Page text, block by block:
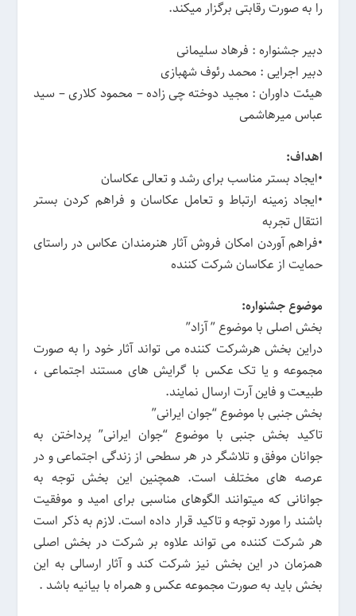
را به صورت رقابتی برگزار میکند.
دبیر جشنواره : فرهاد سلیمانی
دبیر اجرایی : محمد رئوف شهبازی
هیئت داوران : مجید دوخته چی زاده – محمود کلاری – سید
عباس میرهاشمی
اهداف:
•ایجاد بستر مناسب برای رشد و تعالی عکاسان
•ایجاد زمینه ارتباط و تعامل عکاسان و فراهم کردن بستر
انتقال تجربه
•فراهم آوردن امکان فروش آثار هنرمندان عکاس در راستای
حمایت از عکاسان شرکت کننده
موضوع جشنواره:
بخش اصلی با موضوع ” آزاد”
دراین بخش هرشرکت کننده می تواند آثار خود را به صورت
مجموعه و یا تک عکس با گرایش های مستند اجتماعی ،
طبیعت و فاین آرت ارسال نمایند.
بخش جنبی با موضوع “جوان ایرانی”
تاکید بخش جنبی با موضوع “جوان ایرانی” پرداختن به
جوانان موفق و تلاشگر در هر سطحی از زندگی اجتماعی و در
عرصه های مختلف است. همچنین این بخش توجه به
جوانانی که میتوانند الگوهای مناسبی برای امید و موفقیت
باشند را مورد توجه و تاکید قرار داده است. لازم به ذکر است
هر شرکت کننده می تواند علاوه بر شرکت در بخش اصلی
همزمان در این بخش نیز شرکت کند و آثار ارسالی به این
بخش باید به صورت مجموعه عکس و همراه با بیانیه باشد .